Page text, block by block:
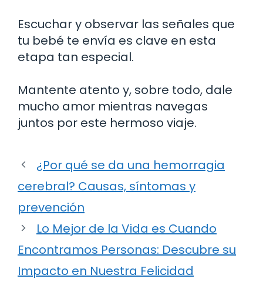
Escuchar y observar las señales que
tu bebé te envía es clave en esta
etapa tan especial.
Mantente atento y, sobre todo, dale
mucho amor mientras navegas
juntos por este hermoso viaje.
¿Por qué se da una hemorragia
cerebral? Causas, síntomas y
prevención
Lo Mejor de la Vida es Cuando
Encontramos Personas: Descubre su
Impacto en Nuestra Felicidad